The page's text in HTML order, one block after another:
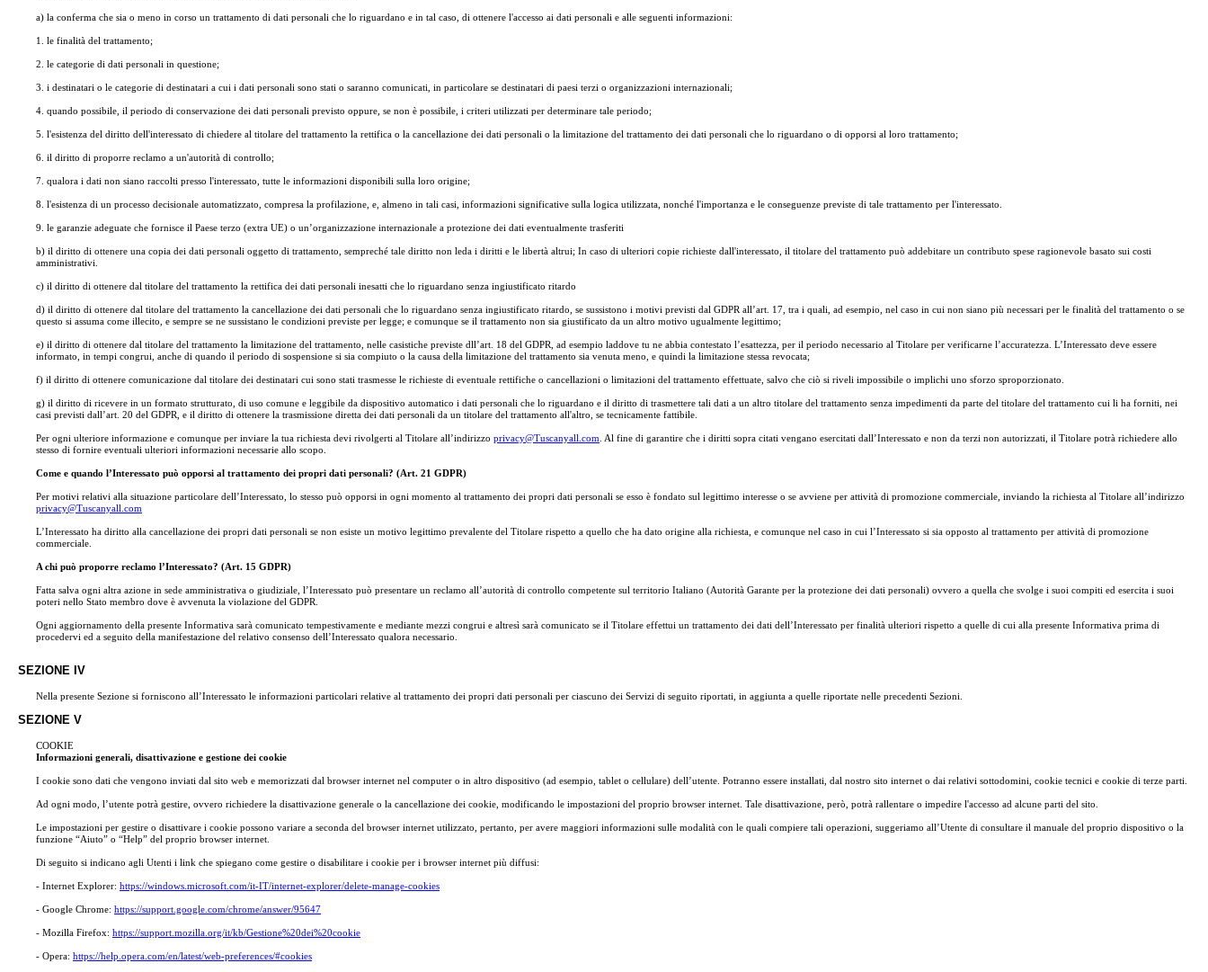
a) la conferma che sia o meno in corso un trattamento di dati personali che lo riguardano e in tal caso, di ottenere l'accesso ai dati personali e alle seguenti informazioni:
1. le finalità del trattamento;
2. le categorie di dati personali in questione;
3. i destinatari o le categorie di destinatari a cui i dati personali sono stati o saranno comunicati, in particolare se destinatari di paesi terzi o organizzazioni internazionali;
4. quando possibile, il periodo di conservazione dei dati personali previsto oppure, se non è possibile, i criteri utilizzati per determinare tale periodo;
5. l'esistenza del diritto dell'interessato di chiedere al titolare del trattamento la rettifica o la cancellazione dei dati personali o la limitazione del trattamento dei dati personali che lo riguardano o di opporsi al loro trattamento;
6. il diritto di proporre reclamo a un'autorità di controllo;
7. qualora i dati non siano raccolti presso l'interessato, tutte le informazioni disponibili sulla loro origine;
8. l'esistenza di un processo decisionale automatizzato, compresa la profilazione, e, almeno in tali casi, informazioni significative sulla logica utilizzata, nonché l'importanza e le conseguenze previste di tale trattamento per l'interessato.
9. le garanzie adeguate che fornisce il Paese terzo (extra UE) o un’organizzazione internazionale a protezione dei dati eventualmente trasferiti
b) il diritto di ottenere una copia dei dati personali oggetto di trattamento, sempreché tale diritto non leda i diritti e le libertà altrui; In caso di ulteriori copie richieste dall'interessato, il titolare del trattamento può addebitare un contributo spese ragionevole basato sui costi
amministrativi.
c) il diritto di ottenere dal titolare del trattamento la rettifica dei dati personali inesatti che lo riguardano senza ingiustificato ritardo
d) il diritto di ottenere dal titolare del trattamento la cancellazione dei dati personali che lo riguardano senza ingiustificato ritardo, se sussistono i motivi previsti dal GDPR all’art. 17, tra i quali, ad esempio, nel caso in cui non siano più necessari per le finalità del trattamento o se
questo si assuma come illecito, e sempre se ne sussistano le condizioni previste per legge; e comunque se il trattamento non sia giustificato da un altro motivo ugualmente legittimo;
e) il diritto di ottenere dal titolare del trattamento la limitazione del trattamento, nelle casistiche previste dll’art. 18 del GDPR, ad esempio laddove tu ne abbia contestato l’esattezza, per il periodo necessario al Titolare per verificarne l’accuratezza. L’Interessato deve essere
informato, in tempi congrui, anche di quando il periodo di sospensione si sia compiuto o la causa della limitazione del trattamento sia venuta meno, e quindi la limitazione stessa revocata;
f) il diritto di ottenere comunicazione dal titolare dei destinatari cui sono stati trasmesse le richieste di eventuale rettifiche o cancellazioni o limitazioni del trattamento effettuate, salvo che ciò si riveli impossibile o implichi uno sforzo sproporzionato.
g) il diritto di ricevere in un formato strutturato, di uso comune e leggibile da dispositivo automatico i dati personali che lo riguardano e il diritto di trasmettere tali dati a un altro titolare del trattamento senza impedimenti da parte del titolare del trattamento cui li ha forniti, nei
casi previsti dall’art. 20 del GDPR, e il diritto di ottenere la trasmissione diretta dei dati personali da un titolare del trattamento all'altro, se tecnicamente fattibile.
Per ogni ulteriore informazione e comunque per inviare la tua richiesta devi rivolgerti al Titolare all’indirizzo privacy@Tuscanyall.com . Al fine di garantire che i diritti sopra citati vengano esercitati dall’Interessato e non da terzi non autorizzati, il Titolare potrà richiedere allo
stesso di fornire eventuali ulteriori informazioni necessarie allo scopo.
Come e quando l’Interessato può opporsi al trattamento dei propri dati personali? (Art. 21 GDPR)
Per motivi relativi alla situazione particolare dell’Interessato, lo stesso può opporsi in ogni momento al trattamento dei propri dati personali se esso è fondato sul legittimo interesse o se avviene per attività di promozione commerciale, inviando la richiesta al Titolare all’indirizzo
privacy@Tuscanyall.com
L’Interessato ha diritto alla cancellazione dei propri dati personali se non esiste un motivo legittimo prevalente del Titolare rispetto a quello che ha dato origine alla richiesta, e comunque nel caso in cui l’Interessato si sia opposto al trattamento per attività di promozione
commerciale.
A chi può proporre reclamo l’Interessato? (Art. 15 GDPR)
Fatta salva ogni altra azione in sede amministrativa o giudiziale, l’Interessato può presentare un reclamo all’autorità di controllo competente sul territorio Italiano (Autorità Garante per la protezione dei dati personali) ovvero a quella che svolge i suoi compiti ed esercita i suoi
poteri nello Stato membro dove è avvenuta la violazione del GDPR.
Ogni aggiornamento della presente Informativa sarà comunicato tempestivamente e mediante mezzi congrui e altresì sarà comunicato se il Titolare effettui un trattamento dei dati dell’Interessato per finalità ulteriori rispetto a quelle di cui alla presente Informativa prima di
procedervi ed a seguito della manifestazione del relativo consenso dell’Interessato qualora necessario.
SEZIONE IV
Nella presente Sezione si forniscono all’Interessato le informazioni particolari relative al trattamento dei propri dati personali per ciascuno dei Servizi di seguito riportati, in aggiunta a quelle riportate nelle precedenti Sezioni.
SEZIONE V
COOKIE
Informazioni generali, disattivazione e gestione dei cookie
I cookie sono dati che vengono inviati dal sito web e memorizzati dal browser internet nel computer o in altro dispositivo (ad esempio, tablet o cellulare) dell’utente. Potranno essere installati, dal nostro sito internet o dai relativi sottodomini, cookie tecnici e cookie di terze parti.
Ad ogni modo, l’utente potrà gestire, ovvero richiedere la disattivazione generale o la cancellazione dei cookie, modificando le impostazioni del proprio browser internet. Tale disattivazione, però, potrà rallentare o impedire l'accesso ad alcune parti del sito.
Le impostazioni per gestire o disattivare i cookie possono variare a seconda del browser internet utilizzato, pertanto, per avere maggiori informazioni sulle modalità con le quali compiere tali operazioni, suggeriamo all’Utente di consultare il manuale del proprio dispositivo o la
funzione “Aiuto” o “Help” del proprio browser internet.
Di seguito si indicano agli Utenti i link che spiegano come gestire o disabilitare i cookie per i browser internet più diffusi:
- Internet Explorer: https://windows.microsoft.com/it-IT/internet-explorer/delete-manage-cookies
- Google Chrome: https://support.google.com/chrome/answer/95647
- Mozilla Firefox: https://support.mozilla.org/it/kb/Gestione%20dei%20cookie
- Opera: https://help.opera.com/en/latest/web-preferences/#cookies